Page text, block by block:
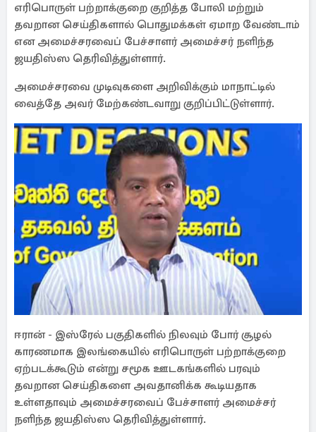
எரிபொருள் பற்றாக்குறை குறித்த போலி மற்றும்
தவறான செய்திகளால் பொதுமக்கள் ஏமாற வேண்டாம்
என அமைச்சரவைப் பேச்சாளர் அமைச்சர் நளிந்த
ஜயதிஸ்ஸ தெரிவித்துள்ளார்.
அமைச்சரவை முடிவுகளை அறிவிக்கும் மாநாட்டில்
வைத்தே அவர் மேற்கண்டவாறு குறிப்பிட்டுள்ளார்.
ஈரான் - இஸ்ரேல் பகுதிகளில் நிலவும் போர் சூழல்
காரணமாக இலங்கையில் எரிபொருள் பற்றாக்குறை
ஏற்படக்கூடும் என்று சமூக ஊடகங்களில் பரவும்
தவறான செய்திகளை அவதானிக்க கூடியதாக
உள்ளதாவும் அமைச்சரவைப் பேச்சாளர் அமைச்சர்
நளிந்த ஜயதிஸ்ஸ தெரிவித்துள்ளார்.